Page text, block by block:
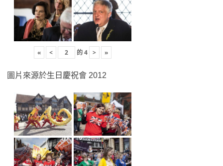
« < 的4 > »
圖片來源於生日慶祝會 2012